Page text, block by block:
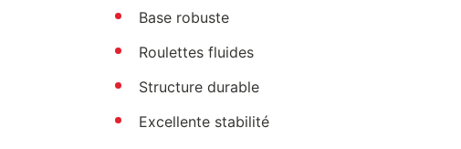
Base robuste
Roulettes fluides
Structure durable
Excellente stabilité